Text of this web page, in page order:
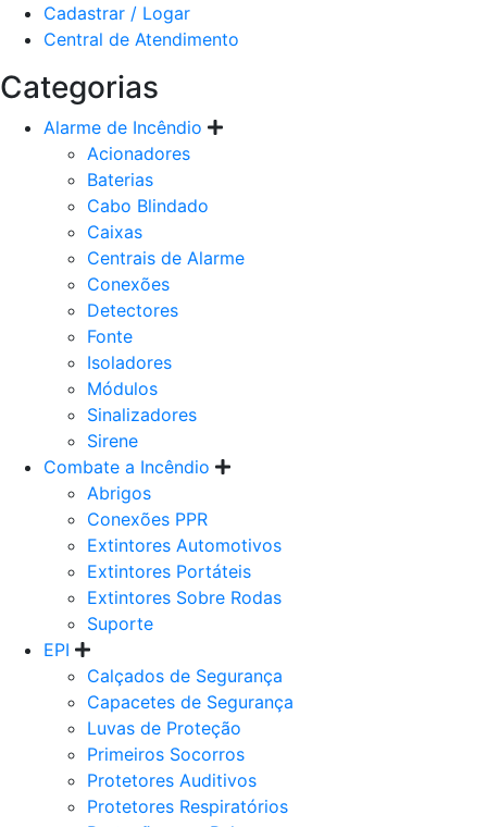
Cadastrar / Logar
Central de Atendimento
Categorias
Alarme de Incêndio
Acionadores
Baterias
Cabo Blindado
Caixas
Centrais de Alarme
Conexões
Detectores
Fonte
Isoladores
Módulos
Sinalizadores
Sirene
Combate a Incêndio
Abrigos
Conexões PPR
Extintores Automotivos
Extintores Portáteis
Extintores Sobre Rodas
Suporte
EPI
Calçados de Segurança
Capacetes de Segurança
Luvas de Proteção
Primeiros Socorros
Protetores Auditivos
Protetores Respiratórios